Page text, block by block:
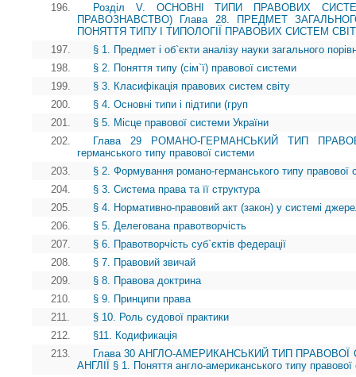
196.
Розділ V. ОСНОВНІ ТИПИ ПРАВОВИХ
ПРАВОЗНАВСТВО) Глава 28. ПРЕДМЕТ
ПОНЯТТЯ ТИПУ І ТИПОЛОГІЇ ПРАВОВИХ СИСТЕМ
197.
§ 1. Предмет і об`єкти аналізу науки загального
198.
§ 2. Поняття типу (сім`ї) правової системи
199.
§ 3. Класифікація правових систем світу
200.
§ 4. Основні типи і підтипи (груп
201.
§ 5. Місце правової системи України
202.
Глава 29 РОМАНО-ГЕРМАНСЬКИЙ ТИП
германського типу правової системи
203.
§ 2. Формування романо-германського типу правової
204.
§ 3. Система права та її структура
205.
§ 4. Нормативно-правовий акт (закон) у системі
206.
§ 5. Делегована правотворчість
207.
§ 6. Правотворчість суб`єктів федерації
208.
§ 7. Правовий звичай
209.
§ 8. Правова доктрина
210.
§ 9. Принципи права
211.
§ 10. Роль судової практики
212.
§11. Кодификація
213.
Глава 30 АНГЛО-АМЕРИКАНСЬКИЙ ТИП
АНГЛІЇ § 1. Поняття англо-американського типу